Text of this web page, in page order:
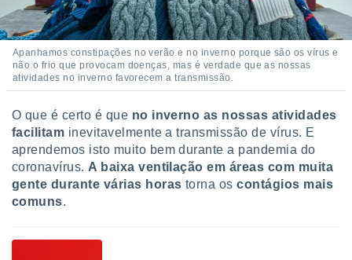
Apanhamos constipações no verão e no inverno porque são os vírus e
não o frio que provocam doenças, mas é verdade que as nossas
atividades no inverno favorecem a transmissão.
O que é certo é que no inverno as nossas atividades
facilitam inevitavelmente a transmissão de vírus. E
aprendemos isto muito bem durante a pandemia do
coronavírus. A baixa ventilação em áreas com muita
gente durante várias horas torna oscontágios mais
comuns.